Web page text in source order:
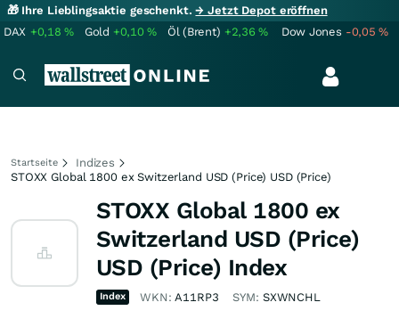
🎁 Ihre Lieblingsaktie geschenkt.→ Jetzt Depot eröffnen
DAX +0,18% Gold +0,10% Öl (Brent) +2,36% Dow Jones -0,05%
Startseite
Indizes
STOXX Global 1800 ex Switzerland USD (Price) USD (Price)
STOXX Global 1800 ex
Switzerland USD (Price)
USD (Price) Index
Index WKN:A11RP3 SYM: SXWNCHL